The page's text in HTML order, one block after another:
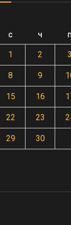
С Ч П
1 2 3
8 9
15 16
22 23
29 30